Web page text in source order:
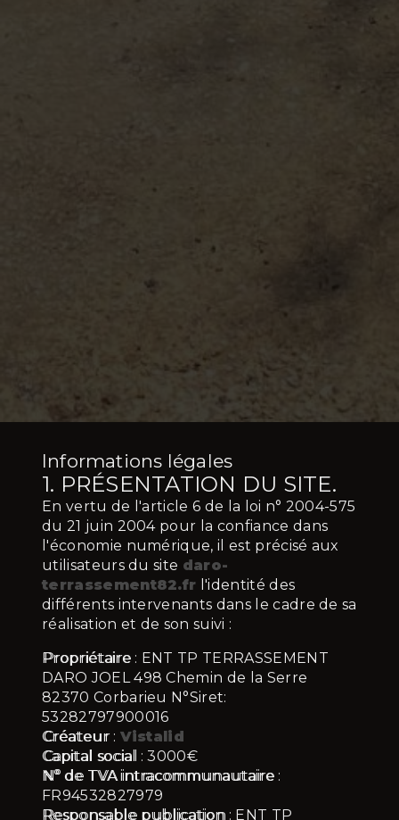
Informations légales
1. PRÉSENTATION DU SITE.
En vertu de l'article 6 de la loi n° 2004-575
du 21 juin 2004 pour la confiance dans
l'économie numérique, il est précisé aux
utilisateurs du site daro-
terrassement82.fr l'identité des
différents intervenants dans le cadre de sa
réalisation et de son suivi :
Propriétaire: ENT TP TERRASSEMENT
DARO JOEL 498 Chemin de la Serre
82370 Corbarieu N°Siret:
53282797900016
Créateur: Vistalid
Capital social : 3000€
N° de TVA intracommunautaire:
FR94532827979
Responsable publication: ENT TP